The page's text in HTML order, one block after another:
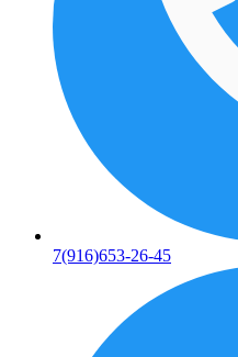
7(916)653-26-45